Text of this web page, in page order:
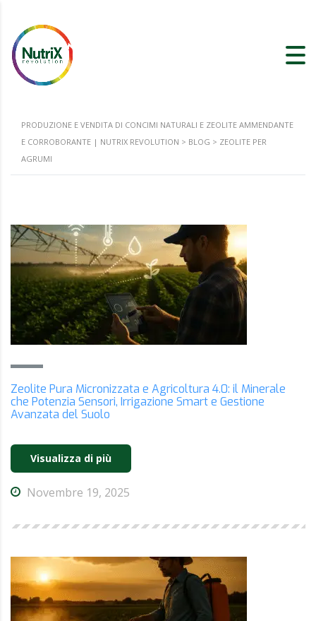
PRODUZIONE E VENDITA DI CONCIMI NATURALI E ZEOLITE AMMENDANTE
E CORROBORANTE | NUTRIX REVOLUTION > BLOG > ZEOLITE PER
AGRUMI
Zeolite Pura Micronizzata e Agricoltura 4.0: il Minerale
che Potenzia Sensori, Irrigazione Smart e Gestione
Avanzata del Suolo
Visualizza di più
Novembre 19, 2025